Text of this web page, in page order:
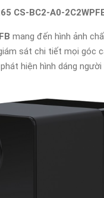
CS-BC2-A0-
mang đến hình ảnh
sát chi tiết mọi góc
hiện hình dáng